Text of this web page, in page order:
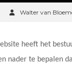
Walter van
heeft het
nader te bepalen